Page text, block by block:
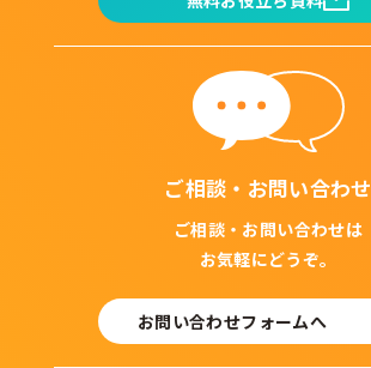
ご相談・お問い合わせ
ご相談・お問い合わせは
お気軽にどうぞ。
お問い合わせフォームへ